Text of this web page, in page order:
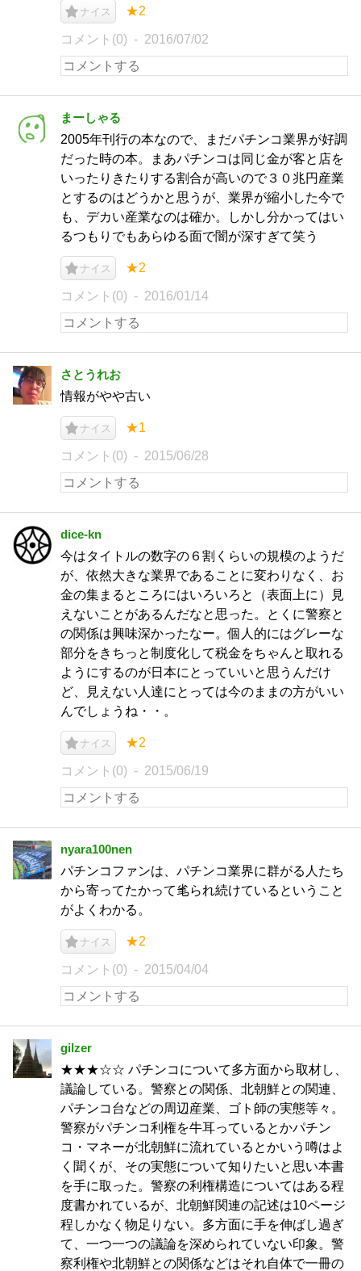
ナイス ★2
コメント(0) 2016/07/02
まーしゃる
2005年刊行の本なので、まだパチンコ業界が好調
だった時の本。まあパチンコは同じ金が客と店を
いったりきたりする割合が高いので３０兆円産業
とするのはどうかと思うが、業界が縮小した今で
も、デカい産業なのは確か。しかし分かってはい
るつもりでもあらゆる面で闇が深すぎて笑う
ナイス ★2
コメント(0) 2016/01/14
さとうれお
情報がやや古い
ナイス ★1
コメント(0) 2015/06/28
dice-kn
今はタイトルの数字の６割くらいの規模のようだ
が、依然大きな業界であることに変わりなく、お
金の集まるところにはいろいろと（表面上に）見
えないことがあるんだなと思った。とくに警察と
の関係は興味深かったなー。個人的にはグレーな
部分をきちっと制度化して税金をちゃんと取れる
ようにするのが日本にとっていいと思うんだけ
ど、見えない人達にとっては今のままの方がいい
んでしょうね・・。
ナイス ★2
コメント(0) 2015/06/19
nyara100nen
パチンコファンは、パチンコ業界に群がる人たち
から寄ってたかって毟られ続けているということ
がよくわかる。
ナイス ★2
コメント(0) 2015/04/04
gilzer
★★★☆☆ パチンコについて多方面から取材し、
議論している。警察との関係、北朝鮮との関連、
パチンコ台などの周辺産業、ゴト師の実態等々。
警察がパチンコ利権を牛耳っているとかパチン
コ・マネーが北朝鮮に流れているとかいう噂はよ
く聞くが、その実態について知りたいと思い本書
を手に取った。警察の利権構造についてはある程
度書かれているが、北朝鮮関連の記述は10ページ
程しかなく物足りない。多方面に手を伸ばし過ぎ
て、一つ一つの議論を深められていない印象。警
察利権や北朝鮮との関係などはそれ自体で一冊の